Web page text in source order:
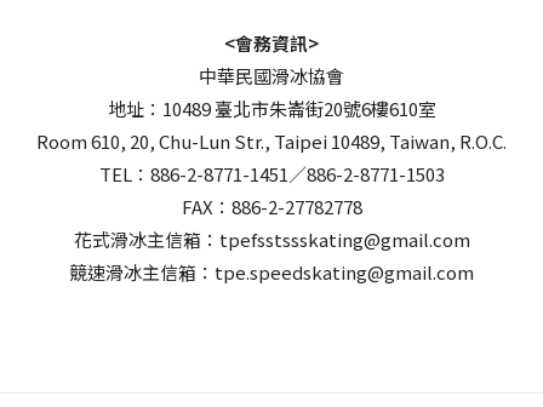
<會務資訊>
中華民國滑冰協會
地址：10489 臺北市朱崙街20號6樓610室
Room 610, 20, Chu-Lun Str., Taipei 10489, Taiwan, R.O.C.
TEL：886-2-8771-1451／886-2-8771-1503
FAX：886-2-27782778
花式滑冰主信箱：tpefsstssskating@gmail.com
競速滑冰主信箱：tpe.speedskating@gmail.com